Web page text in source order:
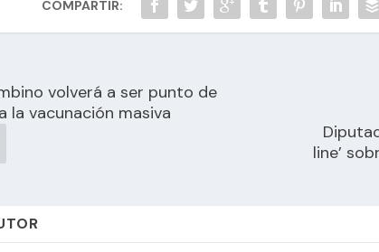
COMPARTIR:
volverá a ser punto de
la vacunación masiva
line’